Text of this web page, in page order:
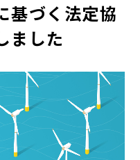
基づく法定協
ました